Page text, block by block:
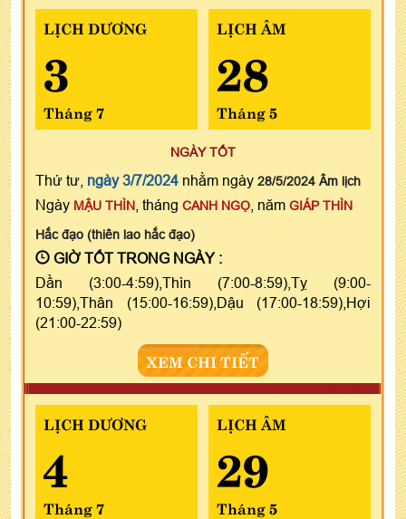
LỊCH DƯƠNG
3
Tháng 7
LỊCH ÂM
28
Tháng 5
NGÀY TỐT
Thứ tư, ngày 3/7/2024 nhằm ngày 28/5/2024 Âm lịch
Ngày MẬU THÌN , tháng CANH NGỌ , năm GIÁP THÌN
Hắc đạo (thiên lao hắc đạo)
GIỜ TỐT TRONG NGÀY :
Dần (3:00-4:59),Thìn (7:00-8:59),Tỵ (9:00-
10:59),Thân (15:00-16:59),Dậu (17:00-18:59),Hợi
(21:00-22:59)
XEM CHI TIẾT
LỊCH DƯƠNG
4
Tháng 7
LỊCH ÂM
29
Tháng 5